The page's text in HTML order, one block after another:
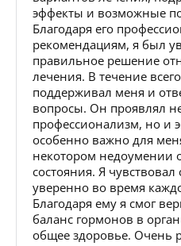
эффекты и возможные
Благодаря его
рекомендациям, я был
правильное решение
лечения. В течение
поддерживал меня и
вопросы. Он проявлял
профессионализм, но и
особенно важно для
некотором недоумении
состояния. Я
уверенно во время
Благодаря ему я смог
баланс гормонов в
общее здоровье. Очень